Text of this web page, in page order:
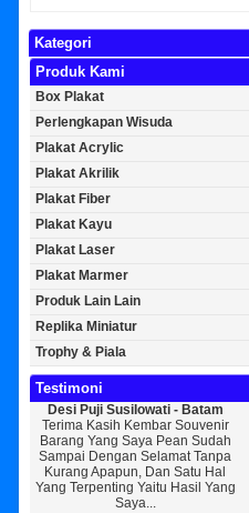
Kategori
Produk Kami
Box Plakat
Perlengkapan Wisuda
Plakat Acrylic
Plakat Akrilik
Plakat Fiber
Plakat Kayu
Plakat Laser
Plakat Marmer
Produk Lain Lain
Replika Miniatur
Trophy & Piala
Testimoni
Desi Puji Susilowati - Batam
Terima Kasih Kembar Souvenir
Barang Yang Saya Pean Sudah
Sampai Dengan Selamat Tanpa
Kurang Apapun, Dan Satu Hal
Yang Terpenting Yaitu Hasil Yang
Saya...